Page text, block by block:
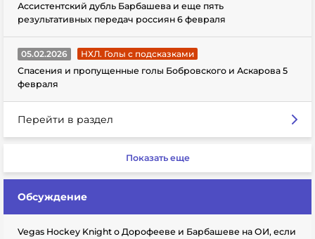
Ассистентский дубль Барбашева и еще пять
результативных передач россиян 6 февраля
05.02.2026
НХЛ. Голы с подсказками
Спасения и пропущенные голы Бобровского и Аскарова 5
февраля
Перейти в раздел
Показать еще
Обсуждение
Vegas Hockey Knight о Дорофееве и Барбашеве на ОИ, если